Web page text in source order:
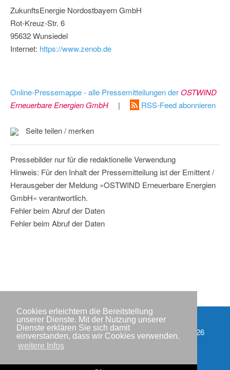
Cookies erleichtern die Bereitstellung
unserer Dienste. Mit der Nutzung unserer
Dienste erklären Sie sich damit
einverstanden, dass wir Cookies verwenden.
weitere Infos
ZukunftsEnergie Nordostbayern GmbH
Rot-Kreuz-Str. 6
95632 Wunsiedel
Internet: https://www.zenob.de
Online-Pressemappe - alle Pressemitteilungen derOSTWIND
Erneuerbare Energien GmbH
| RSS-Feed abonnieren
Seite teilen / merken
Pressebilder nur für die redaktionelle Verwendung
Hinweis: Für den Inhalt der Pressemitteilung ist der Emittent /
Herausgeber der Meldung »OSTWIND Erneuerbare Energien
GmbH« verantwortlich.
Fehler beim Abruf der Daten
Fehler beim Abruf der Daten
Partner
Impressum
Datenschutzerklärung
Copyright © IWR 2026